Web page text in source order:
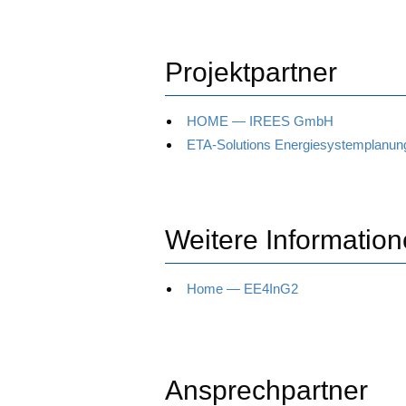
Projektpartner
HOME — IREES GmbH
ETA-Solu­ti­ons
Weitere
Home — EE4InG2
Ansprechpartner